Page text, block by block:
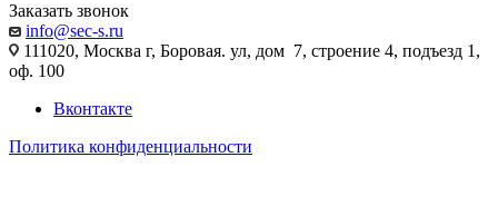
Заказать звонок
info@sec-s.ru
111020, Москва г, Боровая. ул, дом 7, строение 4, подъезд 1,
оф. 100
Вконтакте
Политика конфиденциальности